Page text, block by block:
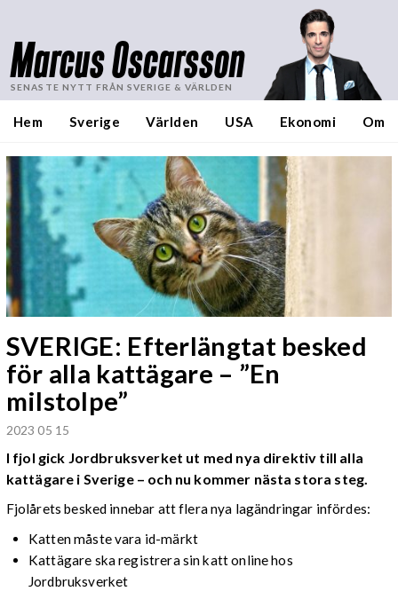
Marcus Oscarsson
SENASTE NYTT FRÅN SVERIGE & VÄRLDEN
Hem Sverige Världen USA Ekonomi Om
SVERIGE: Efterlängtat besked
för alla kattägare – ”En
milstolpe”
2023 05 15
I fjol gick Jordbruksverket ut med nya direktiv till alla
kattägare i Sverige – och nu kommer nästa stora steg.
Fjolårets besked innebar att flera nya lagändringar infördes:
Katten måste vara id-märkt
Kattägare ska registrera sin katt online hos
Jordbruksverket